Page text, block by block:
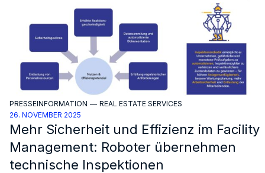
PRESSEINFORMATION — REAL ESTATE SERVICES
26. NOVEMBER 2025
Mehr Sicherheit und Effizienz im Facility
Management: Roboter übernehmen
technische Inspektionen